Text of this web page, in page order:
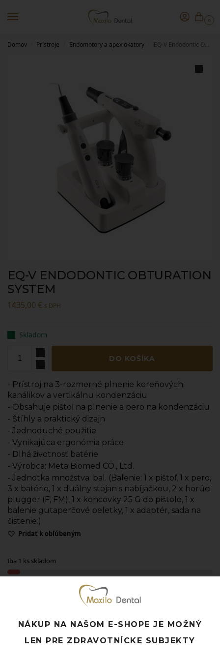
0
Domov Prístroje Endomotory a apexlokatory EQ-V Endodontic Obturation System
EQ-V ENDODONTIC OBTURATION
SYSTEM
1435,00 € s DPH
Skladom
DO KOŠÍKA
- Prístroj na 3-rozmerné plnenie koreňových
kanálikov a vertikálnu kondenzáciu
- Obsahuje pištoľ na plnenie a pero na kondenzáciu
- Štíhly a praktický dizajn
- Jednoduché použitie
- Vynikajúca ergonómia práce
- Dlhá životnosť batérie
- Výrobca: Meta Biomed CO., Ltd.
- Jednotka množstva: bal. (Balenie: 1 x pištoľ, 1 x pero,
3 x batérie, 1 x duálny stojan s nabíjačkou, 2 x horúci
plugger (F, FM), 1 x koncovky 25 G do pištole, 1 x
balenie gutaperčové peletky, 1 x adaptér, sada na
čistenie.)
Pridať k obľúbeným
Iba 1 ks skladom
Doprava ZADARMO pri objednávke nad 120 EUR
Rýchle doručenie a možnosť osobného odberu
Potrebujete poradiť? Neváhajte nás
NÁKUP NA NAŠOM E-SHOPE JE MOŽNÝ
LEN PRE ZDRAVOTNÍCKE SUBJEKTY